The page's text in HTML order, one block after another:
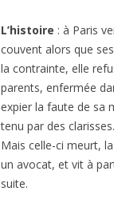
L’histoire : à Paris
couvent alors que
la contrainte, elle
parents, enfermée
expier la faute de sa
tenu par des
Mais celle-ci meurt,
un avocat, et vit à
suite.